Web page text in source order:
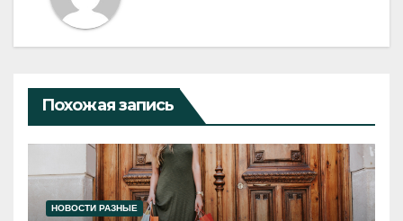
Похожая запись
НОВОСТИ РАЗНЫЕ